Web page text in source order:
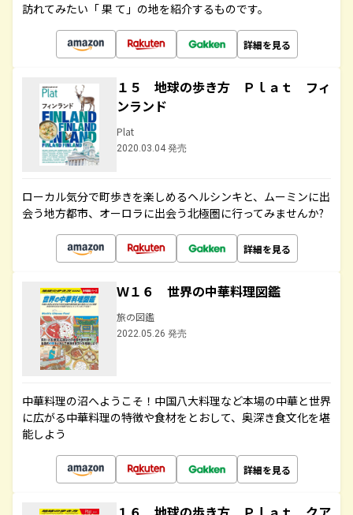
訪れてみたい「 果 て」の地を紹介するものです。
詳細を見る
１５ 地球の歩き方 Ｐｌａｔ フィ
ンランド
Plat
2020.03.04 発売
ローカル気分で町歩きを楽しめるヘルシンキと、ムーミンに出
会う地方都市、オーロラに出会う北極圏に行ってみませんか?
詳細を見る
Ｗ１６ 世界の中華料理図鑑
旅の図鑑
2022.05.26 発売
中華料理の沼へようこそ！中国八大料理など本場の中華と世界
に広がる中華料理の特徴や食材をとおして、奥深き食文化を堪
能しよう
詳細を見る